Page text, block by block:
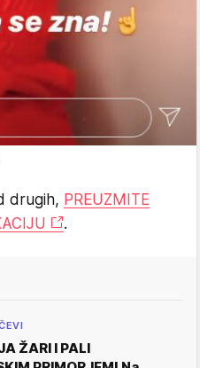
drugih, PREUZMITE
.
ŽARI I PALI